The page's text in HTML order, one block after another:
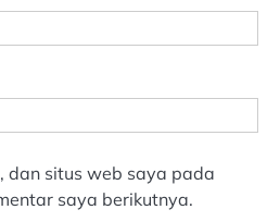
dan situs web saya pada
saya berikutnya.